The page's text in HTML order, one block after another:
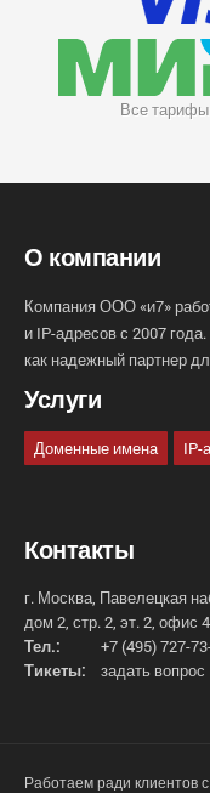
Все
О компании
Компания ООО «и7»
и IP-адресов с 2007
как надежный партнер
Услуги
Доменные имена IP-
Контакты
г. Москва, Павелецкая
дом 2, стр. 2, эт. 2, офис
Тел.:
+7 (495) 727-
Тикеты:
задать вопрос
Работаем ради клиентов